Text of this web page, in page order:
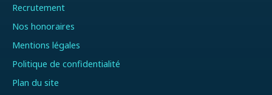
Recrutement
Nos honoraires
Mentions légales
Politique de confidentialité
Plan du site